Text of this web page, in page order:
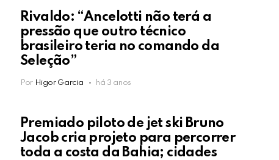
Rivaldo: “Ancelotti não terá a
pressão que outro técnico
brasileiro teria no comando da
Seleção”
Por Higor Garcia há 3 anos
Premiado piloto de jet ski Bruno
Jacob cria projeto para percorrer
toda a costa da Bahia; cidades